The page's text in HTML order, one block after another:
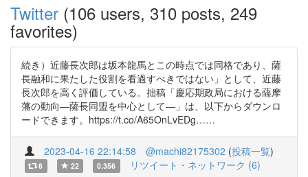
Twitter (106 users, 310 posts, 249
favorites)
続き）近藤長次郎は坂本龍馬とこの時点では同格であり、薩
長融和に果たした役割を看過すべきではない」として、近藤
長次郎を高く評価している。拙稿「慶応期政局における薩摩
藩の動向―薩長同盟を中心として―」は、以下からダウンロ
ードできます。https://t.co/A65OnLvEDg……
2023-04-16 22:14:58 @machi82175302 (投稿一覧)
6 22 0.356 リツイート・ネットワーク (6)